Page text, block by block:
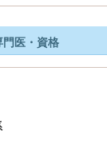
門医・資格